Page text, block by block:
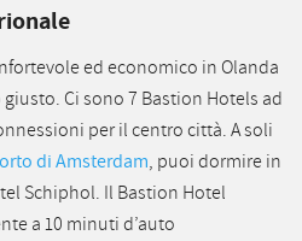
ed economico in Olanda
Ci sono 7 Bastion Hotels ad
per il centro città. A soli
di Amsterdam, puoi dormire in
Schiphol. Il Bastion Hotel
a 10 minuti d’auto